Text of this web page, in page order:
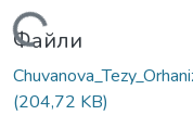
Вантажиться...
Файли
(204,72 KB)